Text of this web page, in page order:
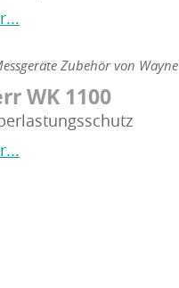
Zubehör von
WK 1100